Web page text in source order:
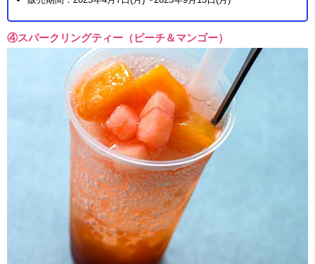
④スパークリングティー（ピーチ＆マンゴー）